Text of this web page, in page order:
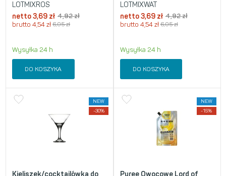
LOTMIXROS
netto3,69 zł 4,92zł
brutto 4,54 zł 6,05zł
Wysyłka 24 h
DO KOSZYKA
LOTMIXWAT
netto 3,69 zł 4,92zł
brutto 4,54 zł 6,05zł
Wysyłka 24 h
DO KOSZYKA
NEW
-30%
Kieliszek/cocktailówka do
NEW
-15%
Puree Owocowe Lord of